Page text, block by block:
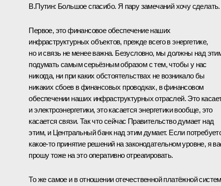
В.Путин: Большое спасибо. Я пару замечаний хочу сделать.
Первое, это финансовое обеспечение наших
инфраструктурных объектов, прежде всего в энергетике,
но и связь не менее важна. Безусловно, мы должны над
подумать самым серьёзным образом с тем, чтобы у нас
никогда, ни при каких обстоятельствах не возникало бы
никаких сбоев в финансовых проводках, в финансовом
обеспечении наших инфраструктурных отраслей. Это
и электроэнергетики, это касается энергетики вообще, это
касается связи. Так что сейчас Правительство думает над
этим, и Центральный банк над этим думает. Если
какое‑то принятие решений на законодательном уровне, я
прошу тоже на это оперативно отреагировать.
То же самое и в отношении отечественной платёжной